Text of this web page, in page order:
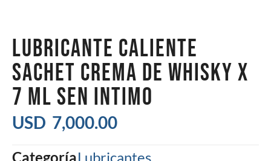
LUBRICANTE CALIENTE
SACHET CREMA DE WHISKY X
7 ML SEN INTIMO
USD 7,000.00
CategoríaLubricantes